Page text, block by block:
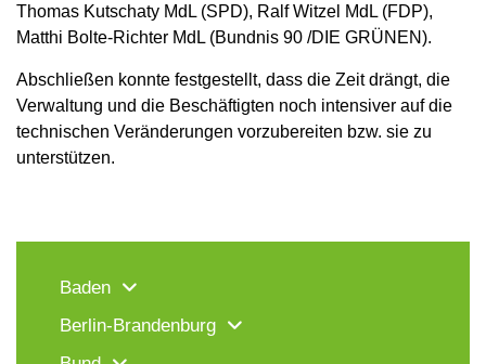
Thomas Kutschaty MdL (SPD), Ralf Witzel MdL (FDP),
Matthi Bolte-Richter MdL (Bundnis 90 /DIE GRÜNEN).
Abschließen konnte festgestellt, dass die Zeit drängt, die
Verwaltung und die Beschäftigten noch intensiver auf die
technischen Veränderungen vorzubereiten bzw. sie zu
unterstützen.
Baden
Berlin-Brandenburg